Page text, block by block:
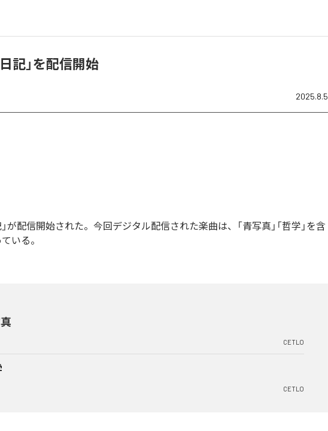
記」を配信開始
2025.8.5
」が配信開始された。今回デジタル配信された楽曲は、「青写真」「哲学」を含
いる。
CETLO
CETLO